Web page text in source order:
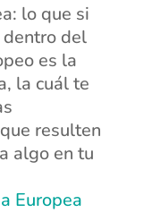
lo que si
dentro del
es la
la cuál te
resulten
algo en tu
Europea